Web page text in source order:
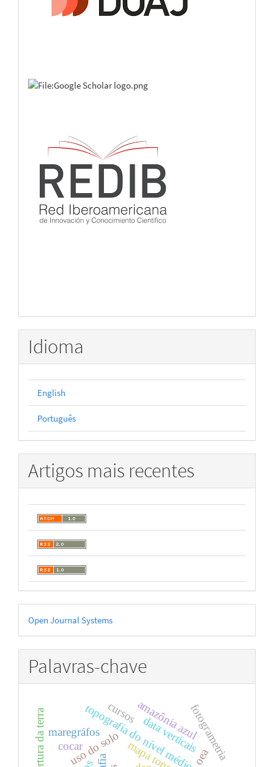
Idioma
English
Português
Artigos mais recentes
Desenvolvido
por
Open Journal Systems
Palavras-chave
data verticais
topografia do nível médio do mar
amazônia azul
uso do solo
maregráfos fotogrametria
cocar
oea
cursos